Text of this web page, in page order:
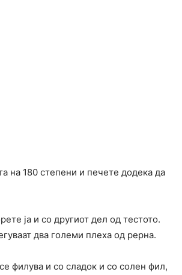
на 180 степени и печете додека да
ја и со другиот дел од тестото.
два големи плеха од рерна.
филува и со сладок и со солен фил,